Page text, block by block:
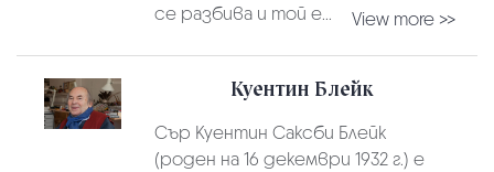
се разбива и той е...
View more >>
Куентин Блейк
Сър Куентин Саксби Блейк
(роден на 16 декември 1932 г.) е